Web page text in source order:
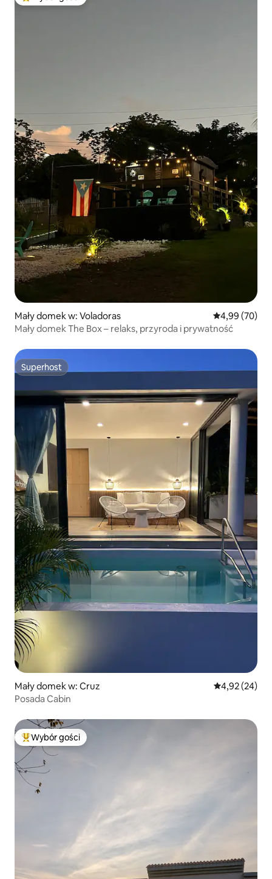
Mały domek w: Voladoras Średnia
4,99 (70)
Mały domek The Box – relaks, przyroda i prywatność
Superhost
Superhost
Mały domek w: Cruz Średnia
4,92 (24)
Posada Cabin
Najpopularniejsze z kategorii Wybór gości
Wybór gości